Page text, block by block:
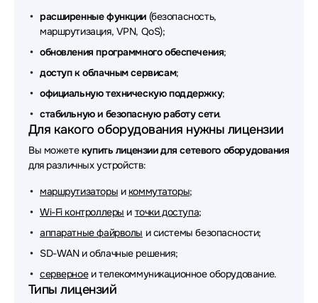
расширенные функции (безопасность,
маршрутизация, VPN, QoS);
обновления программного обеспечения;
доступ к облачным сервисам;
официальную техническую поддержку;
стабильную и безопасную работу сети.
Для какого оборудования нужны лицензии
Вы можетекупить лицензии для сетевого оборудования
для различных устройств:
маршрутизаторы и коммутаторы;
Wi-Fi контроллеры и точки доступа;
аппаратные файрволы и системы безопасности;
SD-WAN и облачные решения;
серверноеи телекоммуникационное оборудование.
Типы лицензий